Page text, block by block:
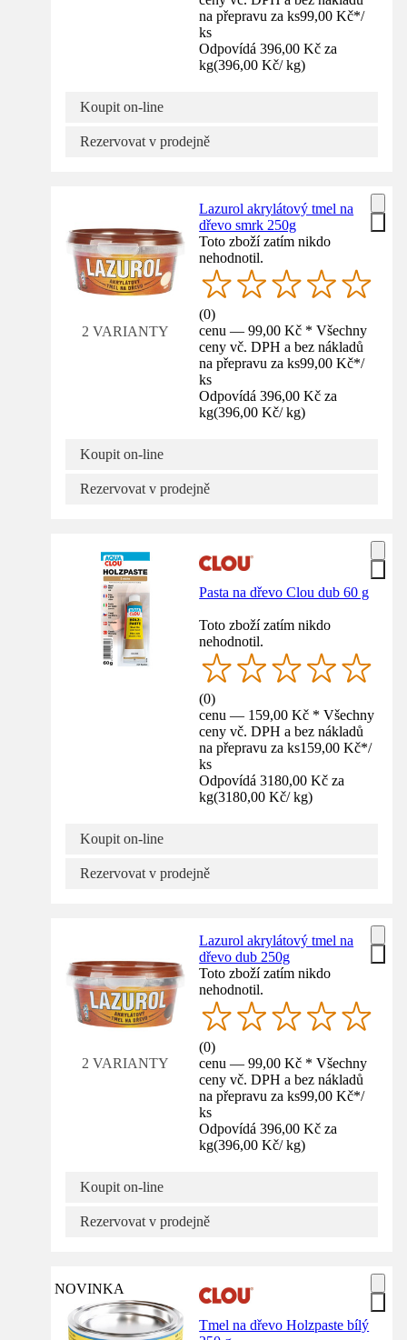
na přepravu za ks99,00 Kč*/
ks
Odpovídá 396,00 Kč za
kg(396,00 Kč/ kg)
Koupit on-line
Rezervovat v prodejně
2 VARIANTY
Lazurol akrylátový tmel na
dřevo smrk 250g
Toto zboží zatím nikdo
nehodnotil.
(0)
cenu — 99,00 Kč * Všechny
ceny vč. DPH a bez nákladů
na přepravu za ks99,00 Kč*/
ks
Odpovídá 396,00 Kč za
kg(396,00 Kč/ kg)
Koupit on-line
Rezervovat v prodejně
Pasta na dřevo Clou dub 60 g
Toto zboží zatím nikdo
nehodnotil.
(0)
cenu — 159,00 Kč * Všechny
ceny vč. DPH a bez nákladů
na přepravu za ks159,00 Kč*/
ks
Odpovídá 3180,00 Kč za
kg(3180,00 Kč/ kg)
Koupit on-line
Rezervovat v prodejně
2 VARIANTY
Lazurol akrylátový tmel na
dřevo dub 250g
Toto zboží zatím nikdo
nehodnotil.
(0)
cenu — 99,00 Kč * Všechny
ceny vč. DPH a bez nákladů
na přepravu za ks99,00 Kč*/
ks
Odpovídá 396,00 Kč za
kg(396,00 Kč/ kg)
Koupit on-line
Rezervovat v prodejně
NOVINKA
Tmel na dřevo Holzpaste bílý